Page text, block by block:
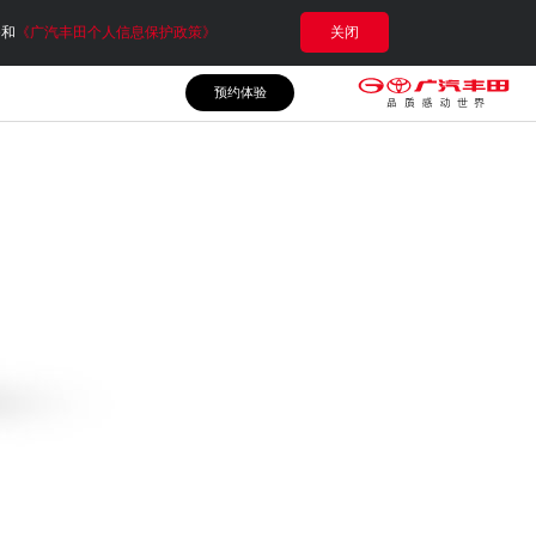
《广汽丰田个人信息保护政策》 关闭
预约体验